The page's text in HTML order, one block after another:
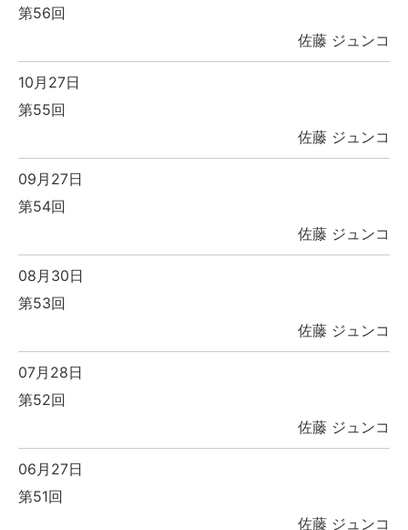
第56回
佐藤 ジュンコ
10月27日
第55回
佐藤 ジュンコ
09月27日
第54回
佐藤 ジュンコ
08月30日
第53回
佐藤 ジュンコ
07月28日
第52回
佐藤 ジュンコ
06月27日
第51回
佐藤 ジュンコ